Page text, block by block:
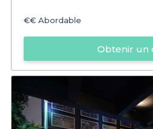
€€ Abordable
Obtenir un